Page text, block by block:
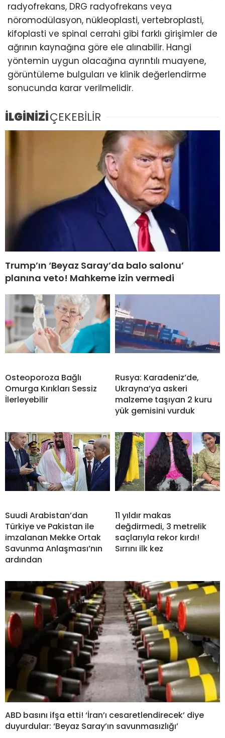
radyofrekans, DRG radyofrekans veya
nöromodülasyon, nükleoplasti, vertebroplasti,
kifoplasti ve spinal cerrahi gibi farklı girişimler de
ağrının kaynağına göre ele alınabilir. Hangi
yöntemin uygun olacağına ayrıntılı muayene,
görüntüleme bulguları ve klinik değerlendirme
sonucunda karar verilmelidir.
İLGİNİZİÇEKEBİLİR
Trump’ın ‘Beyaz Saray’da balo salonu’
planına veto! Mahkeme izin vermedi
Osteoporoza Bağlı
Omurga Kırıkları Sessiz
İlerleyebilir
Rusya: Karadeniz’de,
Ukrayna’ya askeri
malzeme taşıyan 2 kuru
yük gemisini vurduk
Suudi Arabistan’dan
Türkiye ve Pakistan ile
imzalanan Mekke Ortak
Savunma Anlaşması’nın
ardından
11 yıldır makas
değdirmedi, 3 metrelik
saçlarıyla rekor kırdı!
Sırrını ilk kez
ABD basını ifşa etti! ‘İran’ı cesaretlendirecek’ diye
duyurdular: ‘Beyaz Saray’ın savunmasızlığı’